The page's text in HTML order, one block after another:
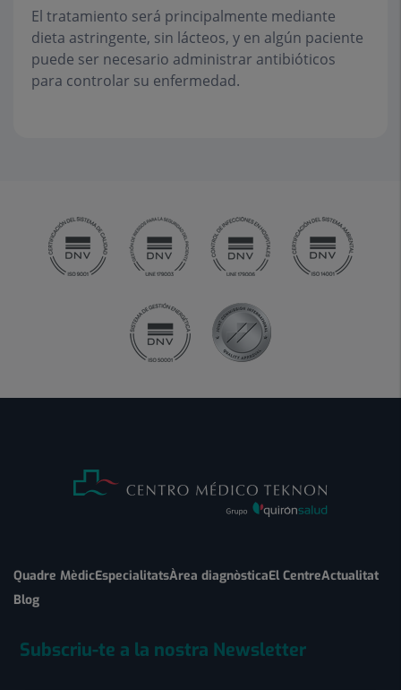
El tratamiento será principalmente mediante
dieta astringente, sin lácteos, y en algún paciente
puede ser necesario administrar antibióticos
para controlar su enfermedad.
Quadre MèdicEspecialitatsÀrea diagnòsticaEl CentreActualitat
Blog
Subscriu-te a la nostra Newsletter